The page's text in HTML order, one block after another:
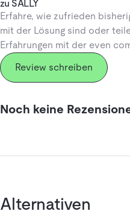
zu SALLY
Erfahre, wie zufrieden
mit der Lösung sind oder
Erfahrungen mit der even
Review schreiben
Noch keine
Alternativen